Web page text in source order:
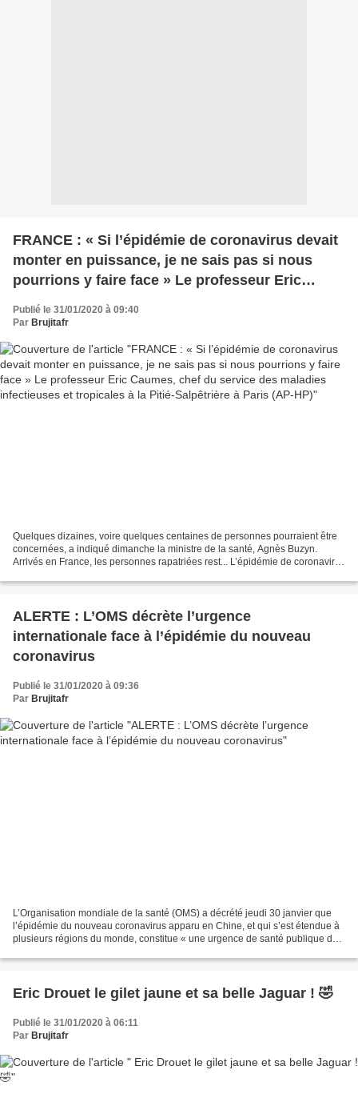
FRANCE : « Si l’épidémie de coronavirus devait
monter en puissance, je ne sais pas si nous
pourrions y faire face » Le professeur Eric
infectieuses et tropicales à la Pitié-Salpêtrière à
Publié le 31/01/2020 à 09:40
Par Brujitafr
Quelques dizaines, voire quelques centaines de personnes pourraient être
concernées, a indiqué dimanche la ministre de la santé, Agnès Buzyn.
Arrivés en France, les personnes rapatriées rest... L’épidémie de coronavirus
ALERTE : L’OMS décrète l’urgence
internationale face à l’épidémie du nouveau
coronavirus
Publié le 31/01/2020 à 09:36
Par Brujitafr
L’Organisation mondiale de la santé (OMS) a décrété jeudi 30 janvier que
l’épidémie du nouveau coronavirus apparu en Chine, et qui s’est étendue à
plusieurs régions du monde, constitue « une urgence de santé publique de
Eric Drouet le gilet jaune et sa belle Jaguar ! 🤣
Publié le 31/01/2020 à 06:11
Par Brujitafr